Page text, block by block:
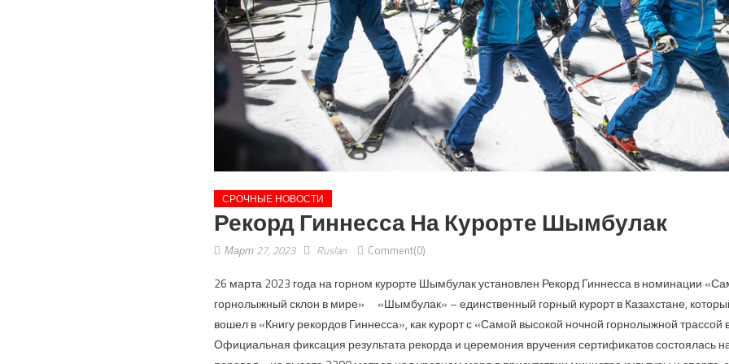
СРОЧНЫЕ НОВОСТИ
Рекорд Гиннесса На Курорте Шымбулак
Март 27, 2023 Ruslan Comment(0)
26 марта 2023 года на горном курорте Шымбулак установлен Рекорд Гиннесса в номинации
горнолыжный склон в мире» «Шымбулак» – единственный горный курорт в Казахстане,
вошел в «Книгу рекордов Гиннесса», как курорт с «Самой высокой ночной горнолыжной трассой
Официальная фиксация результата рекорда и церемония вручения сертификатов состоялась